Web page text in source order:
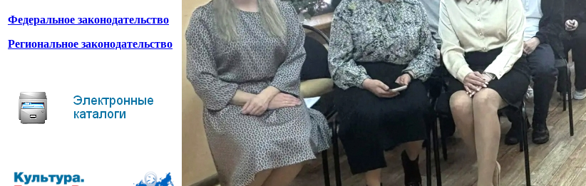
Федеральное законодательство
Региональное законодательство